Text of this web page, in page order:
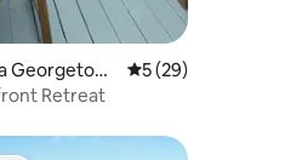
arvostelua
Georgetow
Keskimääräinen
5 (29)
Retreat